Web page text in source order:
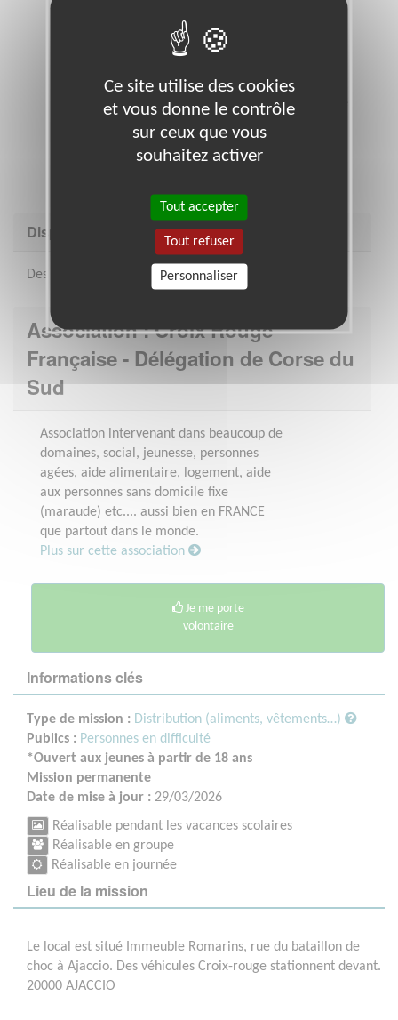
Organisation flexible
Sur place, vous serez accueilli.e et accompagné.e
dès votre arrivée. Vous serez également amené.e
parcours d'intégration et pourrez monter en
compétence grâce à des formations
Disponibilité demandée
Des 4h/semaine / organisation flexible
Association : Croix Rouge
Française - Délégation de Corse du
Sud
Association intervenant dans beaucoup de
domaines, social, jeunesse, personnes
agées, aide alimentaire, logement, aide
aux personnes sans domicile fixe
(maraude) etc.... aussi bien en FRANCE
que partout dans le monde.
Plus sur cette association
Je me porte
volontaire
Informations clés
Type de mission : Distribution (aliments, vêtements…)
Publics : Personnes en difficulté
*Ouvert aux jeunes à partir de 18 ans
Mission permanente
Date de mise à jour : 29/03/2026
Réalisable pendant les vacances scolaires
Réalisable en groupe
Réalisable en journée
Lieu de la mission
Le local est situé Immeuble Romarins, rue du bataillon de
choc à Ajaccio. Des véhicules Croix-rouge stationnent devant.
20000 AJACCIO
Ce site utilise des cookies
et vous donne le contrôle
sur ceux que vous
souhaitez activer
Tout accepter
Tout refuser
Personnaliser